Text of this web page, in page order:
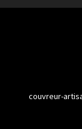
couvreur-